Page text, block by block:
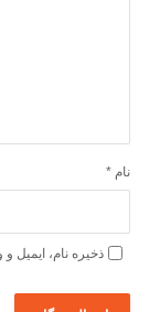
نام *
ذخیره نام، ایمیل